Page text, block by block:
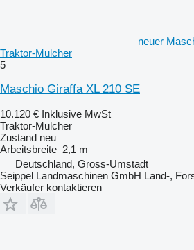
neuer
Traktor-Mulcher
5
Maschio Giraffa XL 210 SE
10.120 € Inklusive MwSt
Traktor-Mulcher
Zustand neu
Arbeitsbreite 2,1 m
Deutschland, Gross-Umstadt
Seippel Landmaschinen GmbH Land-,
Verkäufer kontaktieren